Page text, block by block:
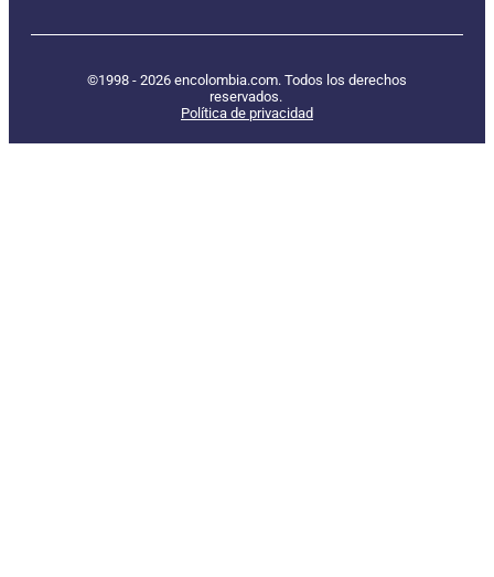
©1998 - 2026 encolombia.com. Todos los derechos
reservados.
Política de privacidad